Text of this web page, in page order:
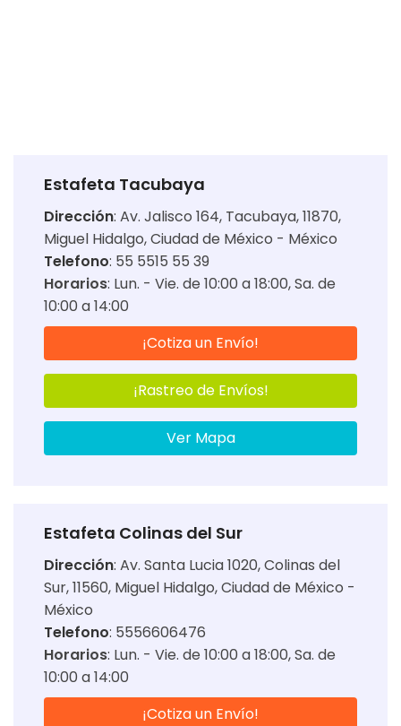
Estafeta Tacubaya
Dirección: Av. Jalisco 164, Tacubaya, 11870,
Miguel Hidalgo, Ciudad de México - México
Telefono: 55 5515 55 39
Horarios: Lun. - Vie. de 10:00 a 18:00 Sa. de
10:00 a 14:00
¡Cotiza un Envío!
¡Rastreo de Envíos!
Ver Mapa
Estafeta Colinas del Sur
Dirección: Av. Santa Lucia 1020, Colinas del
Sur, 11560, Miguel Hidalgo, Ciudad de México -
México
Telefono: 5556606476
Horarios: Lun. - Vie. de 10:00 a 18:00 Sa. de
10:00 a 14:00
¡Cotiza un Envío!